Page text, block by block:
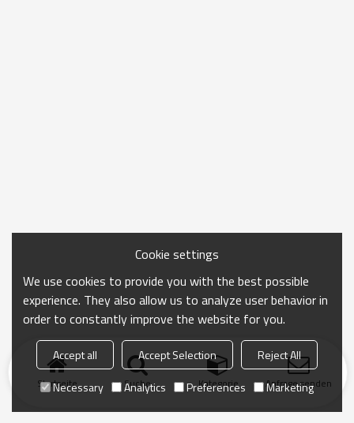
Startseite Suche Kategorie Anfrage senden
Cookie settings
We use cookies to provide you with the best possible
experience. They also allow us to analyze user behavior in
order to constantly improve the website for you.
Accept all Accept Selection
Reject All
Necessary
Analytics Preferences Marketing